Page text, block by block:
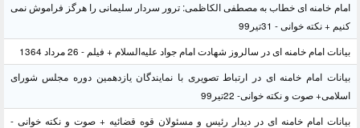
امام خامنه ای خطاب به مصطفی الکاظمی: ترور سردار سلیمانی را هرگز فراموش نمی
کنیم + نکته خوانی - 31تیر99
بیانات امام خامنه ای در سالروز شهادت امام جواد علیه‌السلام + فیلم - 26 مرداد 1364
بیانات امام خامنه ای در ارتباط تصویری با نمایندگان یازدهمین دوره مجلس شورای
اسلامی+ صوت و نکته خوانی- 22تیر99
بیانات امام خامنه ای در دیدار رئیس و مسئولان قوه قضائیه + صوت و نکته خوانی -